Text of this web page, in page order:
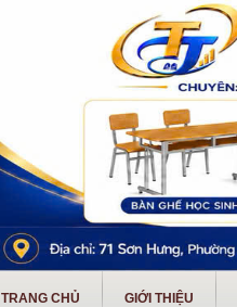
TRANG CHỦ GIỚI THIỆU